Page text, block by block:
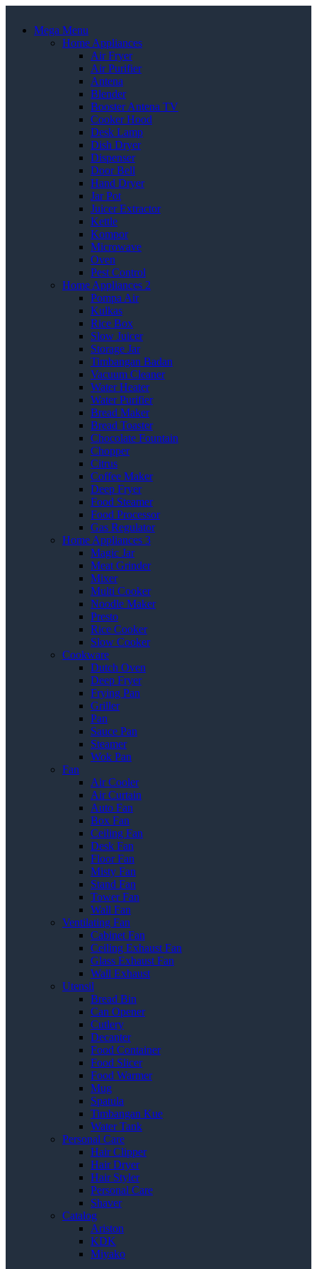
Mega Menu
Home Appliances
Air Fryer
Air Purifier
Antena
Blender
Booster Antena TV
Cooker Hood
Desk Lamp
Dish Dryer
Dispenser
Door Bell
Hand Dryer
Jar Pot
Juicer Extractor
Kettle
Kompor
Microwave
Oven
Pest Control
Home Appliances 2
Pompa Air
Kulkas
Rice Box
Slow Juicer
Storage Jar
Timbangan Badan
Vacuum Cleaner
Water Heater
Water Purifier
Bread Maker
Bread Toaster
Chocolate Fountain
Chopper
Citrus
Coffee Maker
Deep Fryer
Food Steamer
Food Processor
Gas Regulator
Home Appliances 3
Magic Jar
Meat Grinder
Mixer
Multi Cooker
Noodle Maker
Presto
Rice Cooker
Slow Cooker
Cookware
Dutch Oven
Deep Fryer
Frying Pan
Griller
Pan
Sauce Pan
Steamer
Wok Pan
Fan
Air Cooler
Air Curtain
Auto Fan
Box Fan
Ceiling Fan
Desk Fan
Floor Fan
Misty Fan
Stand Fan
Tower Fan
Wall Fan
Ventilating Fan
Cabinet Fan
Ceiling Exhaust Fan
Glass Exhaust Fan
Wall Exhaust
Utensil
Bread Bin
Can Opener
Cutlery
Decanter
Food Container
Food Slicer
Food Warmer
Mug
Spatula
Timbangan Kue
Water Tank
Personal Care
Hair Clipper
Hair Dryer
Hair Styler
Personal Care
Shaver
Catalog
Ariston
KDK
Miyako